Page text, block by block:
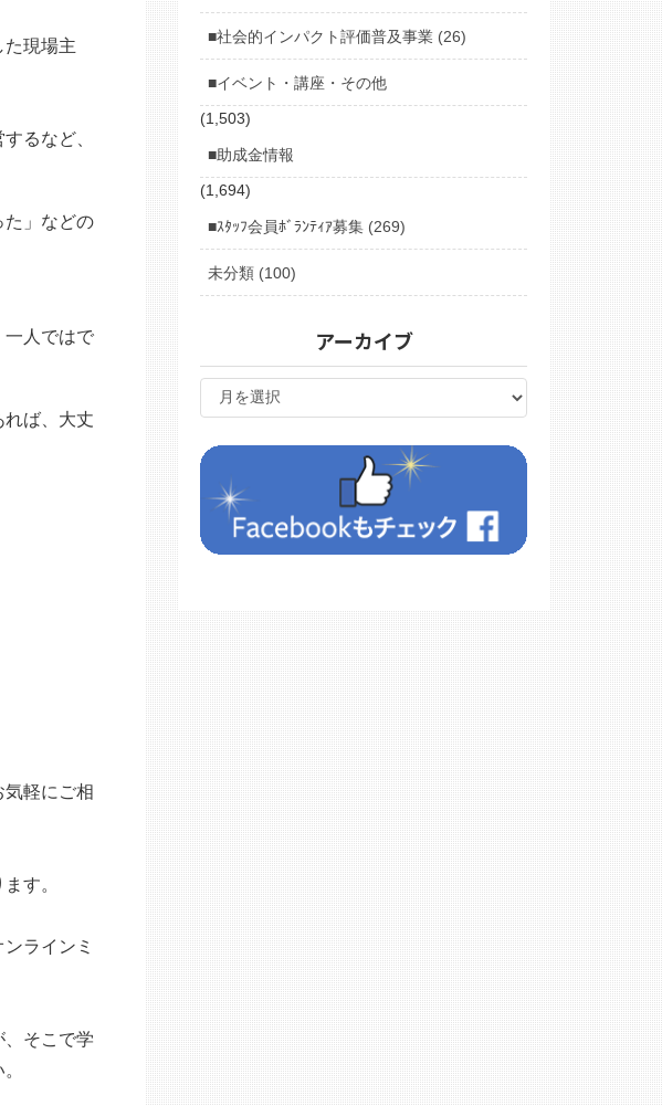
現場主
るなど、
た」などの
一人ではで
ば、大丈
軽にご相
す。
ラインミ
そこで学
■社会的インパクト評価普及事業 (26)
■イベント・講座・その他
(1,503)
■助成金情報
(1,694)
■ｽﾀｯﾌ会員ﾎﾞﾗﾝﾃｨｱ募集 (269)
未分類 (100)
アーカイブ